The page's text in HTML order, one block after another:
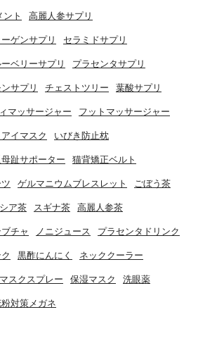
ント 高麗人参サプリ
ーゲンサプリ セラミドサプリ
ベリーサプリ プラセンタサプリ
サプリ チェストツリー 葉酸サプリ
マッサージャー フットマッサージャー
イマスク いびき防止枕
趾サポーター 猫背矯正ベルト
ゲルマニウムブレスレット ごぼう茶
ア茶 スギナ茶 高麗人参茶
チャ ノニジュース プラセンタドリンク
黒酢にんにく ネッククーラー
マスクスプレー 保湿マスク 洗眼薬
対策メガネ